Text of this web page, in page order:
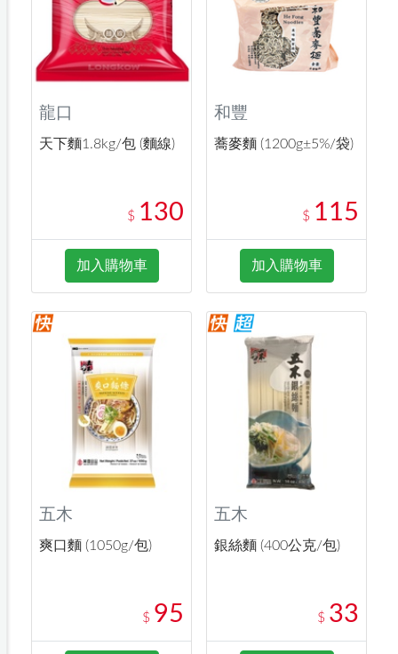
龍口
天下麵1.8kg/包 (麵線)
$ 130
加入購物車
和豐
蕎麥麵 (1200g±5%/袋)
$ 115
加入購物車
五木
爽口麵 (1050g/包)
$ 95
五木
銀絲麵 (400公克/包)
$ 33